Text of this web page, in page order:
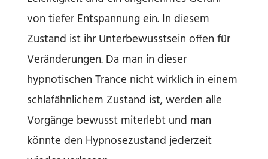
von tiefer Entspannung ein. In diesem
Zustand ist ihr Unterbewusstsein offen für
Veränderungen. Da man in dieser
hypnotischen Trance nicht wirklich in einem
schlafähnlichem Zustand ist, werden alle
Vorgänge bewusst miterlebt und man
könnte den Hypnosezustand jederzeit